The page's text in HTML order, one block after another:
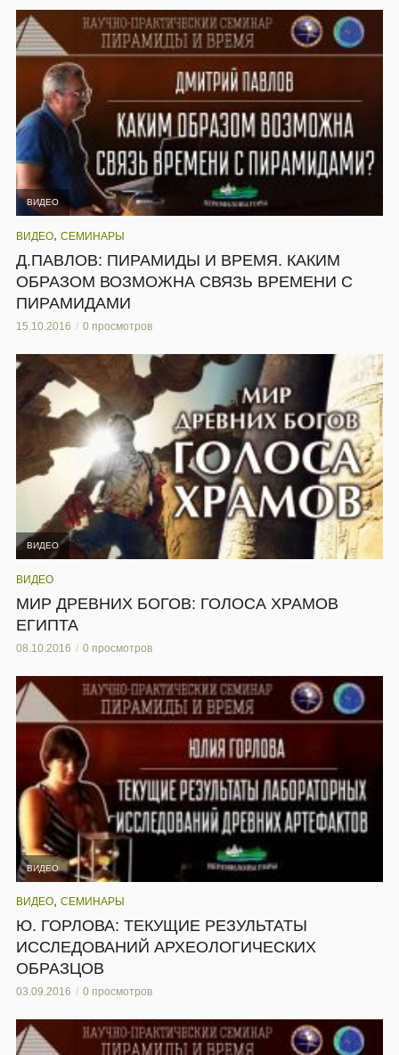
ВИДЕО
ВИДЕО, СЕМИНАРЫ
Д.ПАВЛОВ: ПИРАМИДЫ И ВРЕМЯ. КАКИМ
ОБРАЗОМ ВОЗМОЖНА СВЯЗЬ ВРЕМЕНИ С
ПИРАМИДАМИ
15.10.2016 0 просмотров
ВИДЕО
ВИДЕО
МИР ДРЕВНИХ БОГОВ: ГОЛОСА ХРАМОВ
ЕГИПТА
08.10.2016 0 просмотров
ВИДЕО
ВИДЕО СЕМИНАРЫ
Ю. ГОРЛОВА: ТЕКУЩИЕ РЕЗУЛЬТАТЫ
ИССЛЕДОВАНИЙ АРХЕОЛОГИЧЕСКИХ
ОБРАЗЦОВ
03.09.2016 0 просмотров